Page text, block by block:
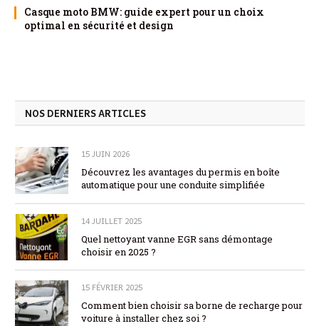
Casque moto BMW: guide expert pour un choix
optimal en sécurité et design
NOS DERNIERS ARTICLES
15 JUIN 2026
Découvrez les avantages du permis en boîte
automatique pour une conduite simplifiée
14 JUILLET 2025
Quel nettoyant vanne EGR sans démontage
choisir en 2025 ?
15 FÉVRIER 2025
Comment bien choisir sa borne de recharge pour
voiture à installer chez soi ?